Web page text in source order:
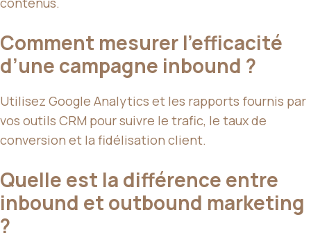
Comment mesurer l’efficacité
d’une campagne inbound ?
Utilisez Google Analytics et les rapports fournis par
vos outils CRM pour suivre le trafic, le taux de
conversion et la fidélisation client.
Quelle est la différence entre
inbound et outbound marketing
?